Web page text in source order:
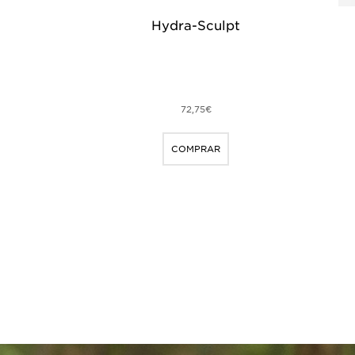
Hydra-Sculpt
72,75€
COMPRAR